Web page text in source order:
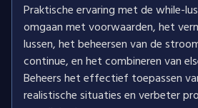
Praktische ervaring met de while-
omgaan met voorwaarden, het
lussen, het beheersen van de
continue, en het combineren van
Beheers het effectief toepassen
realistische situaties en verbeter